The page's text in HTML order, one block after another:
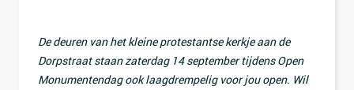
De deuren van het kleine protestantse kerkje aan de
Dorpstraat staan zaterdag 14 september tijdens Open
Monumentendag ook laagdrempelig voor jou open. Wil